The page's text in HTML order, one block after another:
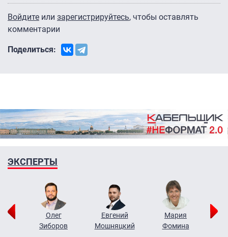
Войдите или зарегистрируйтесь, чтобы оставлять
комментарии
Поделиться:
ЭКСПЕРТЫ
Олег
Зиборов
Евгений
Мошняцкий
Мария
Фомина